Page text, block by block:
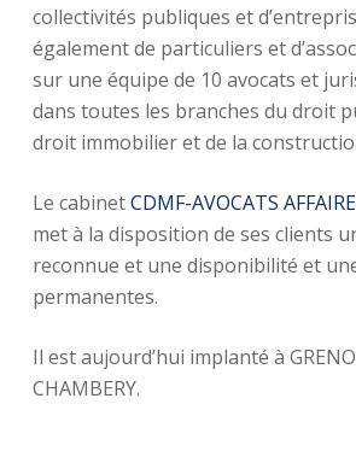
collectivités publiques et
également de particuliers et
sur une équipe de 10 avocats et
dans toutes les branches du droit
droit immobilier et de la
Le cabinetCDMF-AVOCATS
met à la disposition de ses clients
reconnue et une disponibilité et
permanentes.
Il est aujourd’hui implanté à
CHAMBERY.